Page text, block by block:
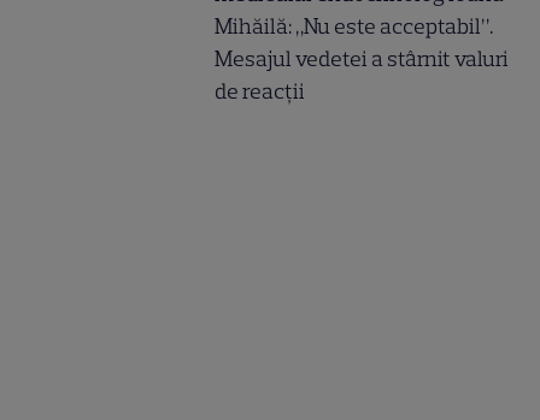
Mihăilă: „Nu este acceptabil”.
Mesajul vedetei a stârnit valuri
de reacții